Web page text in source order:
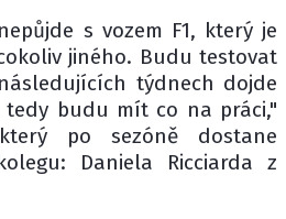
s vozem F1, který je
jiného. Budu testovat
týdnech dojde
tedy budu mít co na práci,"
po sezóně dostane
Daniela Ricciarda z